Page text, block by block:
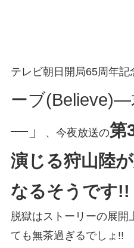
テレビ朝日開局65周年記
ーブ
―」
、今夜放送の第
演じる狩山陸
なるそうです!!
脱獄はストーリーの展開
ても無茶過ぎるでしょ!!